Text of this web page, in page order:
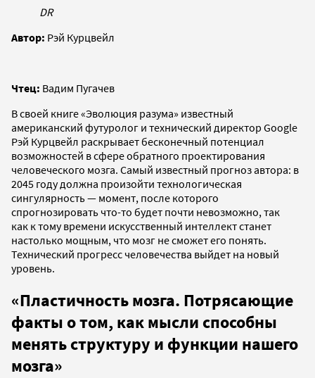
DR
Автор: Рэй Курцвейл
Чтец: Вадим Пугачев
В своей книге «Эволюция разума» известный
американский футуролог и технический директор Google
Рэй Курцвейл раскрывает бесконечный потенциал
возможностей в сфере обратного проектирования
человеческого мозга. Самый известный прогноз автора: в
2045 году должна произойти технологическая
сингулярность — момент, после которого
спрогнозировать что-то будет почти невозможно, так
как к тому времени искусственный интеллект станет
настолько мощным, что мозг не сможет его понять.
Технический прогресс человечества выйдет на новый
уровень.
«Пластичность мозга. Потрясающие
факты о том, как мысли способны
менять структуру и функции нашего
мозга»